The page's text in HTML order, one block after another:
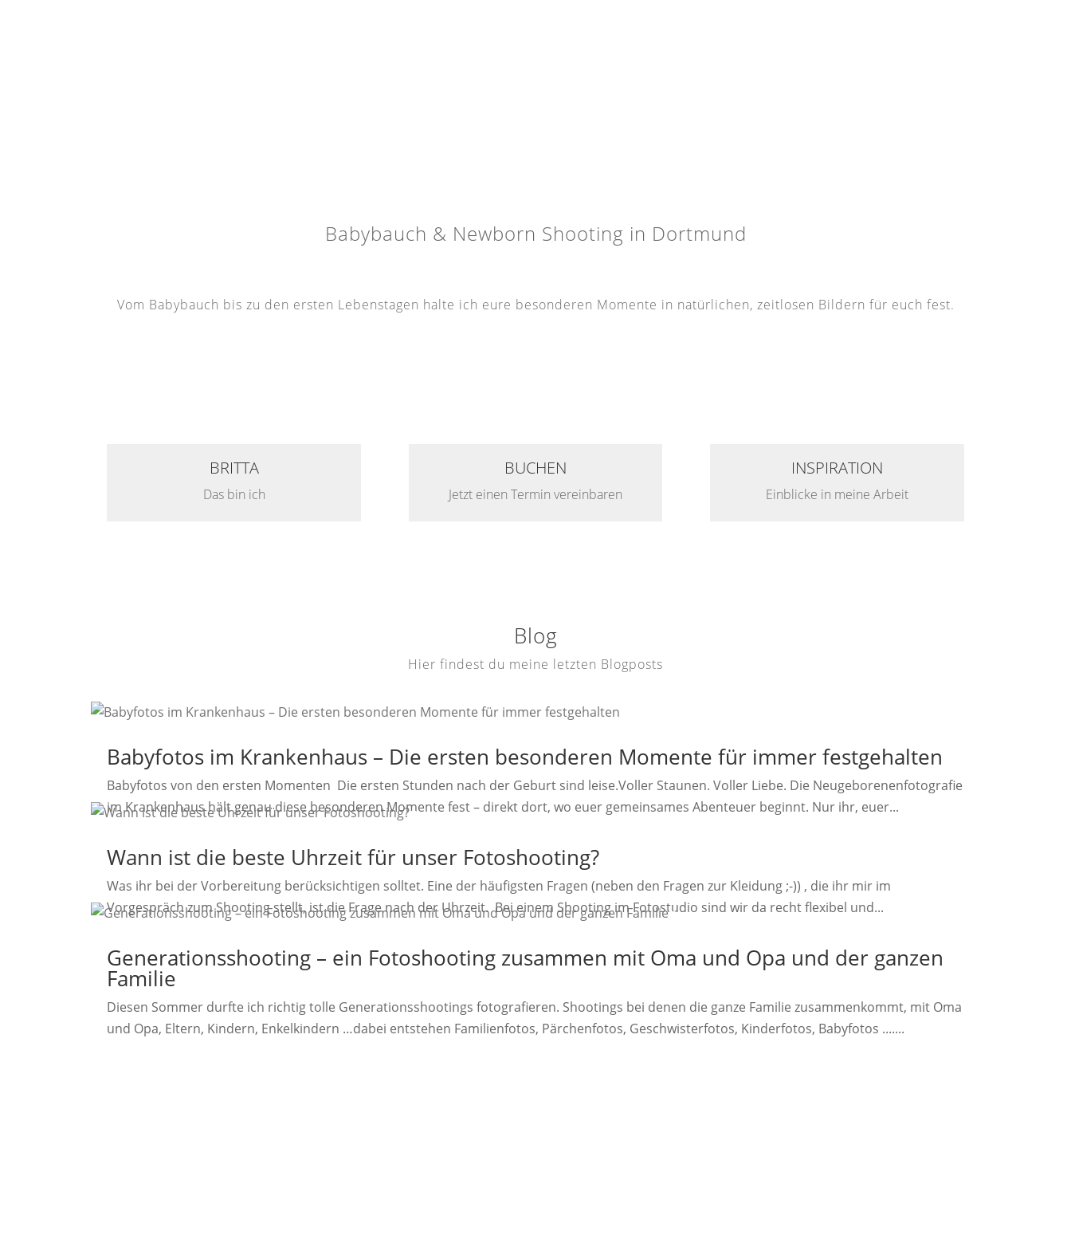
Babybauch & Newborn Shooting in Dortmund
Vom Babybauch bis zu den ersten Lebenstagen halte ich eure besonderen Momente in natürlichen, zeitlosen Bildern für euch fest.
BRITTA
Das bin ich
BUCHEN
Jetzt einen Termin vereinbaren
INSPIRATION
Einblicke in meine Arbeit
Blog
Hier findest du meine letzten Blogposts
Babyfotos im Krankenhaus – Die ersten besonderen Momente für immer festgehalten
Babyfotos von den ersten Momenten Die ersten Stunden nach der Geburt sind leise.Voller Staunen. Voller Liebe. Die Neugeborenenfotografie
im Krankenhaus hält genau diese besonderen Momente fest – direkt dort, wo euer gemeinsames Abenteuer beginnt. Nur ihr, euer...
Wann ist die beste Uhrzeit für unser Fotoshooting?
Was ihr bei der Vorbereitung berücksichtigen solltet. Eine der häufigsten Fragen (neben den Fragen zur Kleidung ;-)) , die ihr mir im
Vorgespräch zum Shooting stellt, ist die Frage nach der Uhrzeit. Bei einem Shooting im Fotostudio sind wir da recht flexibel und...
Generationsshooting – ein Fotoshooting zusammen mit Oma und Opa und der ganzen
Familie
Diesen Sommer durfte ich richtig tolle Generationsshootings fotografieren. Shootings bei denen die ganze Familie zusammenkommt, mit Oma
und Opa, Eltern, Kindern, Enkelkindern …dabei entstehen Familienfotos, Pärchenfotos, Geschwisterfotos, Kinderfotos, Babyfotos .......